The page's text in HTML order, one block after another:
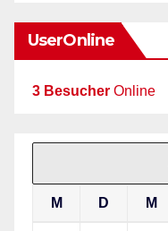
UserOnline
3 Besucher Online
M D M